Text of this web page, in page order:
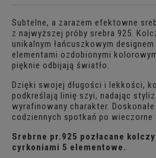
Subtelne, a zarazem efektowne
z najwyższej próby srebra 925.
unikalnym łańcuszkowym
elementami ozdobionymi
pięknie odbijają światło.
Dzięki swojej długości i lekkości,
podkreślają linię szyi, nadając
wyrafinowany charakter.
codziennych spotkań po wieczorne
Srebrne pr.925 pozłacane
cyrkoniami 5 elementowe.